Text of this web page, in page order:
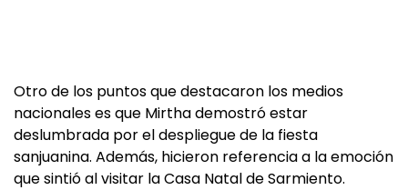
Otro de los puntos que destacaron los medios
nacionales es que Mirtha demostró estar
deslumbrada por el despliegue de la fiesta
sanjuanina. Además, hicieron referencia a la emoción
que sintió al visitar la Casa Natal de Sarmiento.